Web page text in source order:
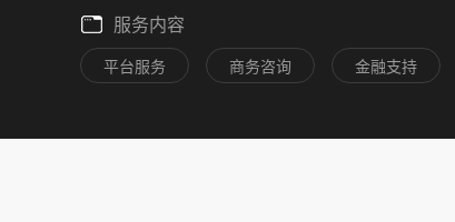
服务内容
平台服务 商务咨询 金融支持